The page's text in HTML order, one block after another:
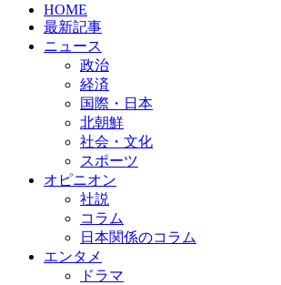
HOME
最新記事
ニュース
政治
経済
国際・日本
北朝鮮
社会・文化
スポーツ
オピニオン
社説
コラム
日本関係のコラム
エンタメ
ドラマ